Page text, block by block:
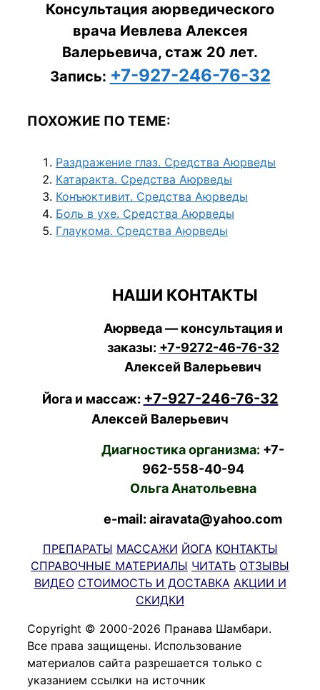
Консультация аюрведического
врача Иевлева Алексея
Валерьевича, стаж 20 лет.
Запись: +7-927-246-76-32
ПОХОЖИЕ ПО ТЕМЕ:
Раздражение глаз. Средства Аюрведы
Катаракта. Средства Аюрведы
Конъюктивит. Средства Аюрведы
Боль в ухе. Средства Аюрведы
Глаукома. Средства Аюрведы
НАШИ КОНТАКТЫ
Аюрведа — консультация и
заказы: +7-9272-46-76-32
Алексей Валерьевич
Йога и массаж: +7-927-246-76-32
Алексей Валерьевич
Диагностика организма: +7-
962-558-40-94
Ольга Анатольевна
e-mail: airavata@yahoo.com
ПРЕПАРАТЫ МАССАЖИ ЙОГА КОНТАКТЫ
СПРАВОЧНЫЕ МАТЕРИАЛЫ ЧИТАТЬ ОТЗЫВЫ
ВИДЕО СТОИМОСТЬ И ДОСТАВКА АКЦИИ И
СКИДКИ
Copyright © 2000-2026 Пранава Шамбари.
Все права защищены. Использование
материалов сайта разрешается только с
указанием ссылки на источник